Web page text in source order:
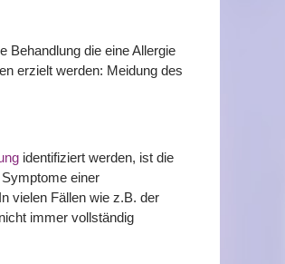
Behandlung die eine Allergie
erzielt werden: Meidung des
identifiziert werden, ist die
einer
vielen Fällen wie z.B. der
immer vollständig